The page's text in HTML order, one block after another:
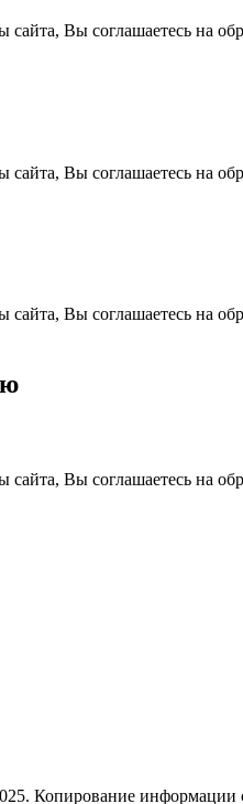
Вы соглашаетесь на
Вы соглашаетесь на
Вы соглашаетесь на
Вы соглашаетесь на
Копирование информации